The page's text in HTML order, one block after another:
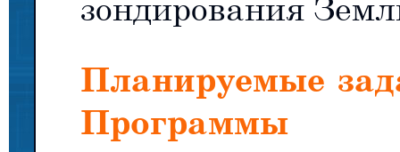
зондирования
Планируемые
Программы